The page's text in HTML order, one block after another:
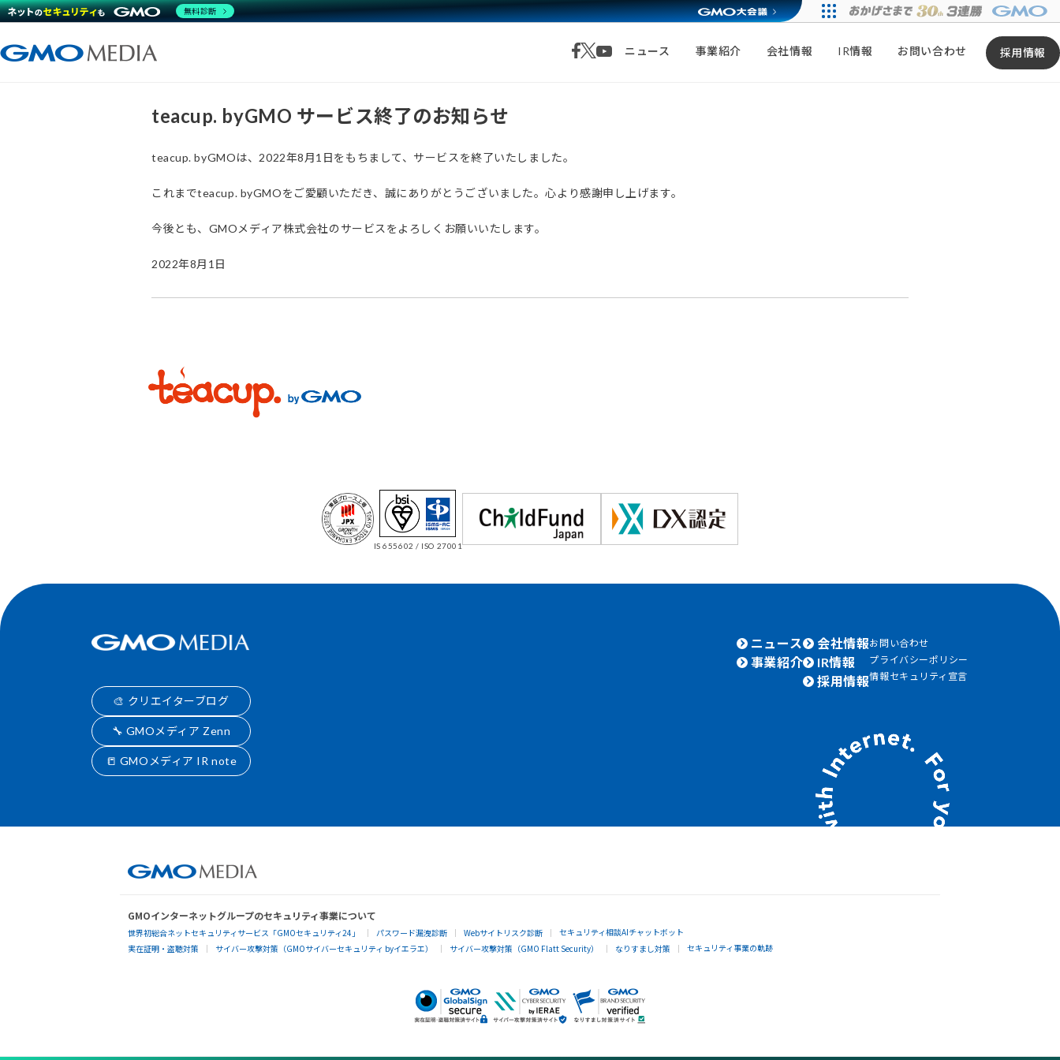
ニュース 事業紹介 会社情報 IR情報 お問い合わせ 採用情報
teacup. byGMO サービス終了のお知らせ
teacup. byGMOは、2022年8月1日をもちまして、サービスを終了いたしました。
これまでteacup. byGMOをご愛顧いただき、誠にありがとうございました。心より感謝申し上げます。
今後とも、GMOメディア株式会社のサービスをよろしくお願いいたします。
2022年8月1日
IS 655602 / ISO 27001
🎨 クリエイターブログ
🔧 GMOメディア Zenn
📒 GMOメディア IR note
ニュース
事業紹介
会社情報
IR情報
採用情報
お問い合わせ
プライバシーポリシー
情報セキュリティ宣言
GMOインターネットグループのセキュリティ事業について
世界初総合ネットセキュリティサービス「GMOセキュリティ24」 パスワード漏洩診断 Webサイトリスク診断
セキュリティ相談AIチャットボット
実在証明・盗聴対策
サイバー攻撃対策（GMOサイバーセキュリティ byイエラエ） サイバー攻撃対策（GMO Flatt Security） なりすまし対策 セキュリティ事業の軌跡
無料診断